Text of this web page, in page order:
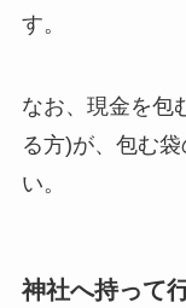
す。
なお、現金を包
る方)が、包む
い。
神社へ持って